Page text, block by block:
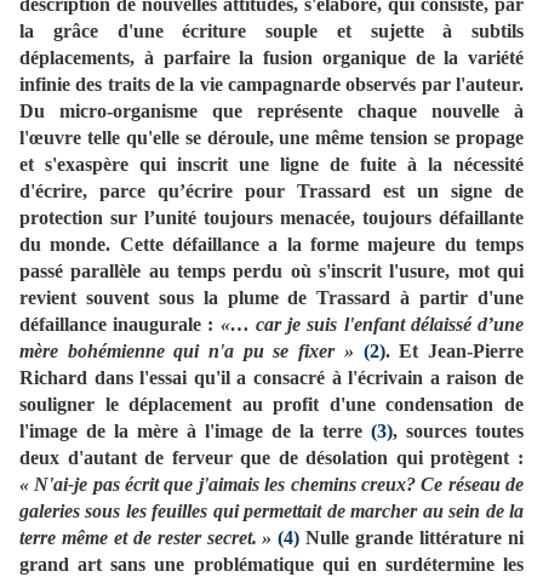
description de nouvelles attitudes, s'élabore, qui consiste, par
la grâce d'une écriture souple et sujette à subtils
déplacements, à parfaire la fusion organique de la variété
infinie des traits de la vie campagnarde observés par l'auteur.
Du micro-organisme que représente chaque nouvelle à
l'œuvre telle qu'elle se déroule, une même tension se propage
et s'exaspère qui inscrit une ligne de fuite à la nécessité
d'écrire, parce qu’écrire pour Trassard est un signe de
protection sur l’unité toujours menacée, toujours défaillante
du monde. Cette défaillance a la forme majeure du temps
passé parallèle au temps perdu où s'inscrit l'usure, mot qui
revient souvent sous la plume de Trassard à partir d'une
défaillance inaugurale : «… car je suis l'enfant délaissé d’une
mère bohémienne qui n'a pu se fixer » (2). Et Jean-Pierre
Richard dans l'essai qu'il a consacré à l'écrivain a raison de
souligner le déplacement au profit d'une condensation de
l'image de la mère à l'image de la terre (3), sources toutes
deux d'autant de ferveur que de désolation qui protègent :
« N'ai-je pas écrit que j'aimais les chemins creux? Ce réseau de
galeries sous les feuilles qui permettait de marcher au sein de la
terre même et de rester secret. » (4) Nulle grande littérature ni
grand art sans une problématique qui en surdétermine les